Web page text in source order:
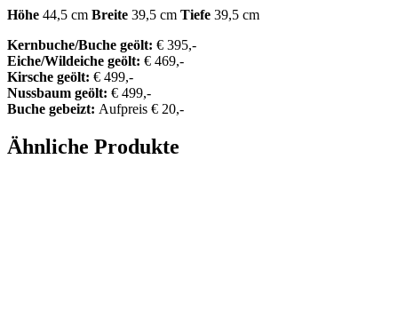
Höhe 44,5 cm Breite 39,5 cm Tiefe 39,5 cm
Kernbuche/Buche geölt: € 395,-
Eiche/Wildeiche geölt: € 469,-
Kirsche geölt: € 499,-
Nussbaum geölt: € 499,-
Buche gebeizt: Aufpreis € 20,-
Ähnliche Produkte